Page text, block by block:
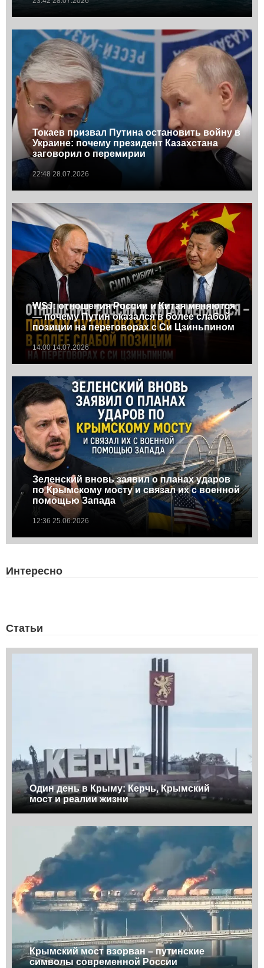
Токаев призвал Путина остановить войну в
Украине: почему президент Казахстана
заговорил о перемирии
22:48 28.07.2026
WSJ: отношения России и Китая меняются
— почему Путин оказался в более слабой
позиции на переговорах с Си Цзиньпином
14:00 14.07.2026
Зеленский вновь заявил о планах ударов
по Крымскому мосту и связал их с военной
помощью Запада
12:36 25.06.2026
Интересно
Статьи
Один день в Крыму: Керчь, Крымский
мост и реалии жизни
Крымский мост взорван – путинские
символы современной России